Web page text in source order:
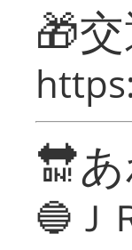
🎁
🔛
🔵Ｊ